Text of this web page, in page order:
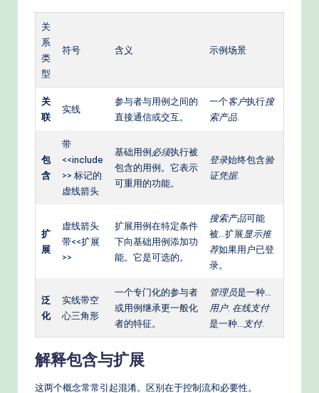
关
系
类
型
符号 含义 示例场景
关
联
实线
参与者与用例之间的
直接通信或交互。
一个客户执行搜
索产品.
包
含
带
<<include
>> 标记的
虚线箭头
基础用例必须执行被
包含的用例。它表示
可重用的功能。
登录始终包含验
证凭据.
扩
展
虚线箭头
带<<扩展
>>
扩展用例在特定条件
下向基础用例添加功
能。它是可选的。
搜索产品可能
被…扩展显示推
荐如果用户已登
录。
泛
化
实线带空
心三角形
一个专门化的参与者
或用例继承更一般化
者的特征。
管理员是一种…
用户. 在线支付
是一种…支付.
解释包含与扩展
这两个概念常常引起混淆。区别在于控制流和必要性。